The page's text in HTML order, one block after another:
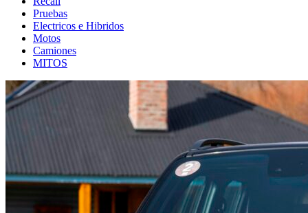
Pruebas
Electricos e Hibridos
Motos
Camiones
MITOS